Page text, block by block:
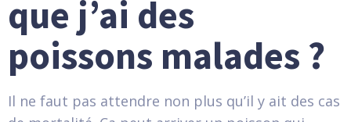
que j’ai des
poissons malades ?
Il ne faut pas attendre non plus qu’il y ait des cas